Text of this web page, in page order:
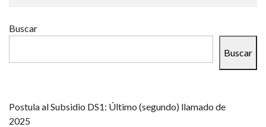
Buscar
Buscar
Postula al Subsidio DS1: Último (segundo) llamado de
2025